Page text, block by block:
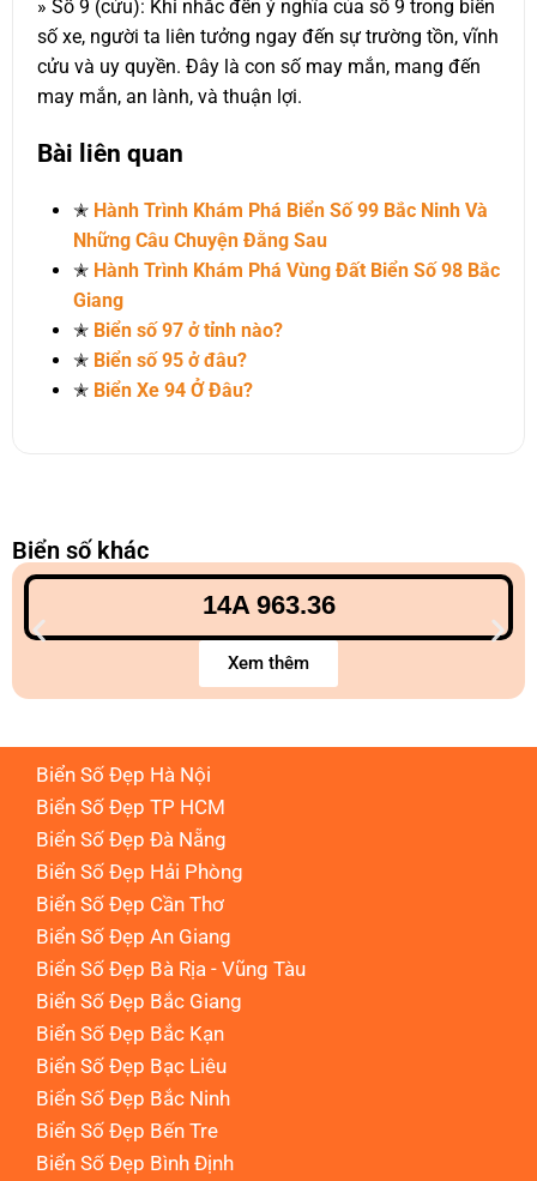
» Số 9 (cửu): Khi nhắc đến ý nghĩa của số 9 trong biển
số xe, người ta liên tưởng ngay đến sự trường tồn, vĩnh
cửu và uy quyền. Đây là con số may mắn, mang đến
may mắn, an lành, và thuận lợi.
Bài liên quan
✭ Hành Trình Khám Phá Biển Số 99 Bắc Ninh Và
Những Câu Chuyện Đằng Sau
✭ Hành Trình Khám Phá Vùng Đất Biển Số 98 Bắc
Giang
✭ Biển số 97 ở tỉnh nào?
✭ Biển số 95 ở đâu?
✭ Biển Xe 94 Ở Đâu?
Biển số khác
14A 963.36
Xem thêm
Biển Số Đẹp Hà Nội
Biển Số Đẹp TP HCM
Biển Số Đẹp Đà Nẵng
Biển Số Đẹp Hải Phòng
Biển Số Đẹp Cần Thơ
Biển Số Đẹp An Giang
Biển Số Đẹp Bà Rịa - Vũng Tàu
Biển Số Đẹp Bắc Giang
Biển Số Đẹp Bắc Kạn
Biển Số Đẹp Bạc Liêu
Biển Số Đẹp Bắc Ninh
Biển Số Đẹp Bến Tre
Biển Số Đẹp Bình Định